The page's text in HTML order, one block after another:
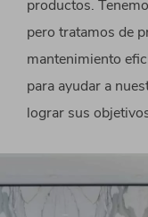
productos.
pero tratamos de
mantenimiento
para ayudar a
lograr sus